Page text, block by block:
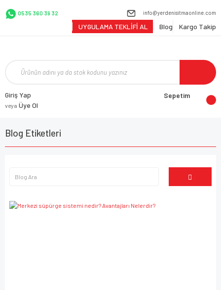
0535 360 39 32 info@yerdenisitmaonline.com
UYGULAMA TEKLİFİ AL Blog Kargo Takip
Giriş Yap
veya Üye Ol
Sepetim
Blog Etiketleri